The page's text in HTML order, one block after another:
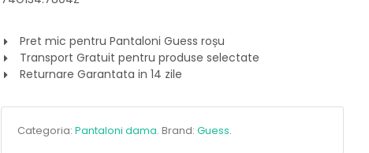
Pret mic pentru Pantaloni Guess roșu
Transport Gratuit pentru produse selectate
Returnare Garantata in 14 zile
Categoria: Pantaloni dama. Brand: Guess.